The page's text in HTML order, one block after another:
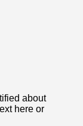
about
here or